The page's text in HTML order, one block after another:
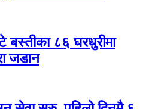
बस्तीका ८६ घरधुरीमा
जडान